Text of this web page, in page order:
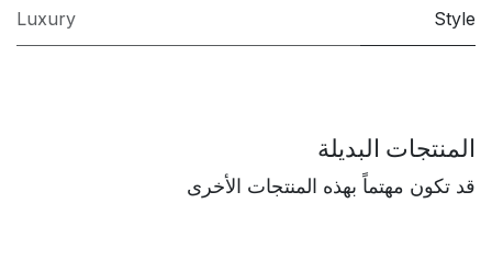
Style
Luxury
المنتجات البديلة
قد تكون مهتماً بهذه المنتجات الأخرى